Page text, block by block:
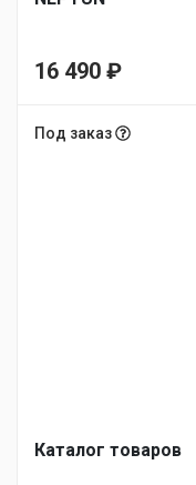
16 490 ₽
Под заказ
Каталог товаров